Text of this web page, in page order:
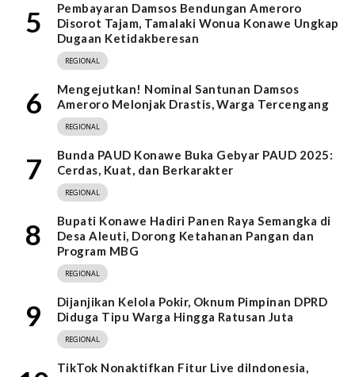
5
Pembayaran Damsos Bendungan Ameroro
Disorot Tajam, Tamalaki Wonua Konawe Ungkap
Dugaan Ketidakberesan
REGIONAL
6
Mengejutkan! Nominal Santunan Damsos
Ameroro Melonjak Drastis, Warga Tercengang
REGIONAL
7
Bunda PAUD Konawe Buka Gebyar PAUD 2025:
Cerdas, Kuat, dan Berkarakter
REGIONAL
8
Bupati Konawe Hadiri Panen Raya Semangka di
Desa Aleuti, Dorong Ketahanan Pangan dan
Program MBG
REGIONAL
9
Dijanjikan Kelola Pokir, Oknum Pimpinan DPRD
Diduga Tipu Warga Hingga Ratusan Juta
REGIONAL
TikTok Nonaktifkan Fitur Live diIndonesia,